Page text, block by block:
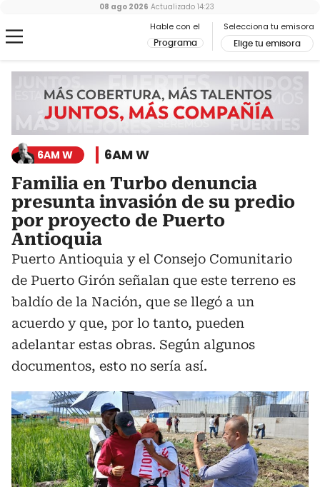
Hable con el
Programa
Selecciona tu emisora
Elige tu emisora
08 ago 2026 Actualizado 14:23
6AM W 6AM W
Familia en Turbo denuncia
presunta invasión de su predio
por proyecto de Puerto
Antioquia
Puerto Antioquia y el Consejo Comunitario
de Puerto Girón señalan que este terreno es
baldío de la Nación, que se llegó a un
acuerdo y que, por lo tanto, pueden
adelantar estas obras. Según algunos
documentos, esto no sería así.